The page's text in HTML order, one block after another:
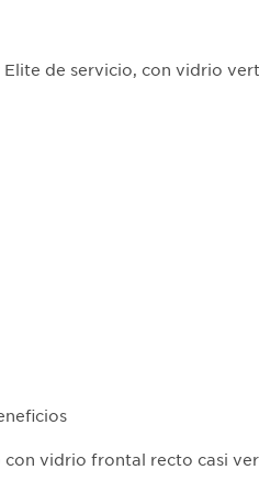
de servicio, con vidrio
con vidrio frontal recto casi